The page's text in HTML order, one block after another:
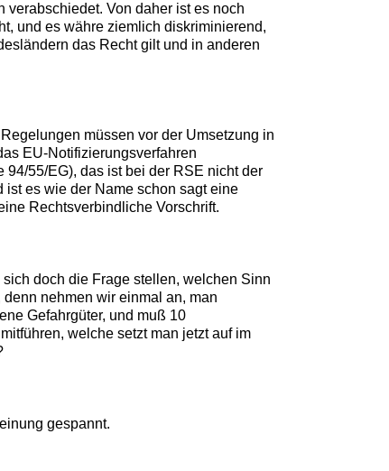
verabschiedet. Von daher ist es noch
und es währe ziemlich diskriminierend,
das Recht gilt und in anderen
müssen vor der Umsetzung in
EU-Notifizierungsverfahren
94/55/EG), das ist bei der RSE nicht der
ist es wie der Name schon sagt eine
Rechtsverbindliche Vorschrift.
sich doch die Frage stellen, welchen Sinn
nehmen wir einmal an, man
Gefahrgüter, und muß 10
welche setzt man jetzt auf im
gespannt.